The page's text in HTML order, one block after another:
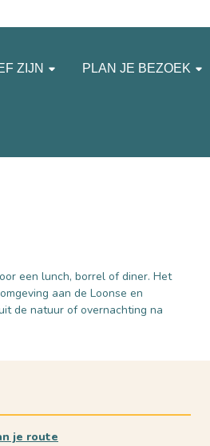
ZIJN PLAN JE BEZOEK
een lunch, borrel of diner. Het
aan de Loonse en
de natuur of overnachting na
je route